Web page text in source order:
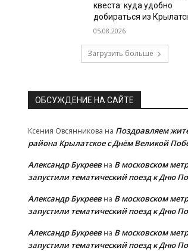
квеста: куда удобно
добираться из
05.08.2026
Загрузить больше
ОБСУЖДЕНИЕ НА САЙТЕ
Ксения Овсянникова на Поздравляем
района Крылатское с Днём Великой
Александр Букреевна В московском
запустили тематический поезд к Дню
Александр Букреевна В московском
запустили тематический поезд к Дню
Александр Букреевна В московском
запустили тематический поезд к Дню